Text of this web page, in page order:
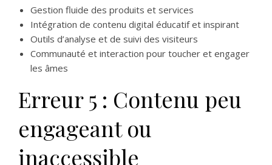
Gestion fluide des produits et services
Intégration de contenu digital éducatif et inspirant
Outils d’analyse et de suivi des visiteurs
Communauté et interaction pour toucher et engager
les âmes
Erreur 5 : Contenu peu
engageant ou
inaccessible